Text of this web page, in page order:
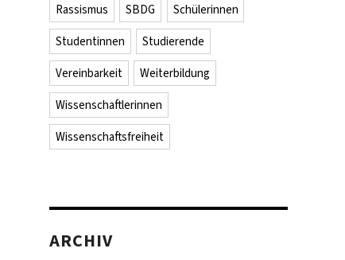
Rassismus SBDG Schülerinnen
Studentinnen Studierende
Vereinbarkeit Weiterbildung
Wissenschaftlerinnen
Wissenschaftsfreiheit
ARCHIV